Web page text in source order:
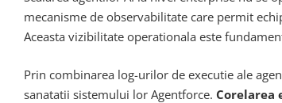
mecanisme de observabilitate care permit
Aceasta vizibilitate operationala este
Prin combinarea log-urilor de executie ale
sanatatii sistemului lor Agentforce. Corelarea